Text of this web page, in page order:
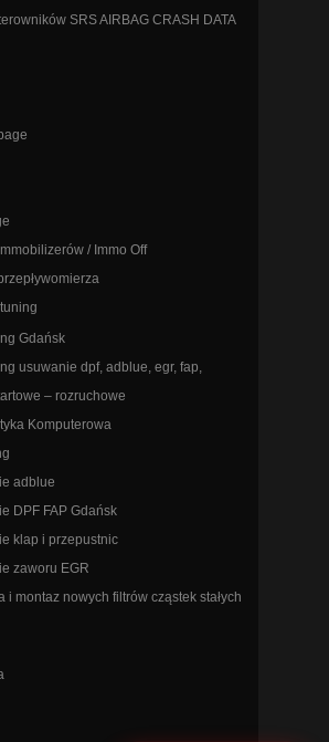
SRS AIRBAG CRASH DATA
/ Immo Off
Gdańsk
usuwanie dpf, adblue, egr, fap,
– rozruchowe
Komputerowa
adblue
DPF FAP Gdańsk
klap i przepustnic
zaworu EGR
i montaz nowych filtrów cząstek stałych